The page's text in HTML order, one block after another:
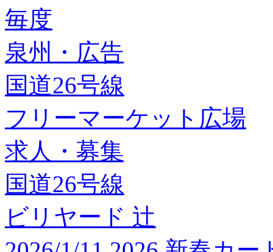
毎度
泉州・広告
国道26号線
フリーマーケット広場
求人・募集
国道26号線
ビリヤード 辻